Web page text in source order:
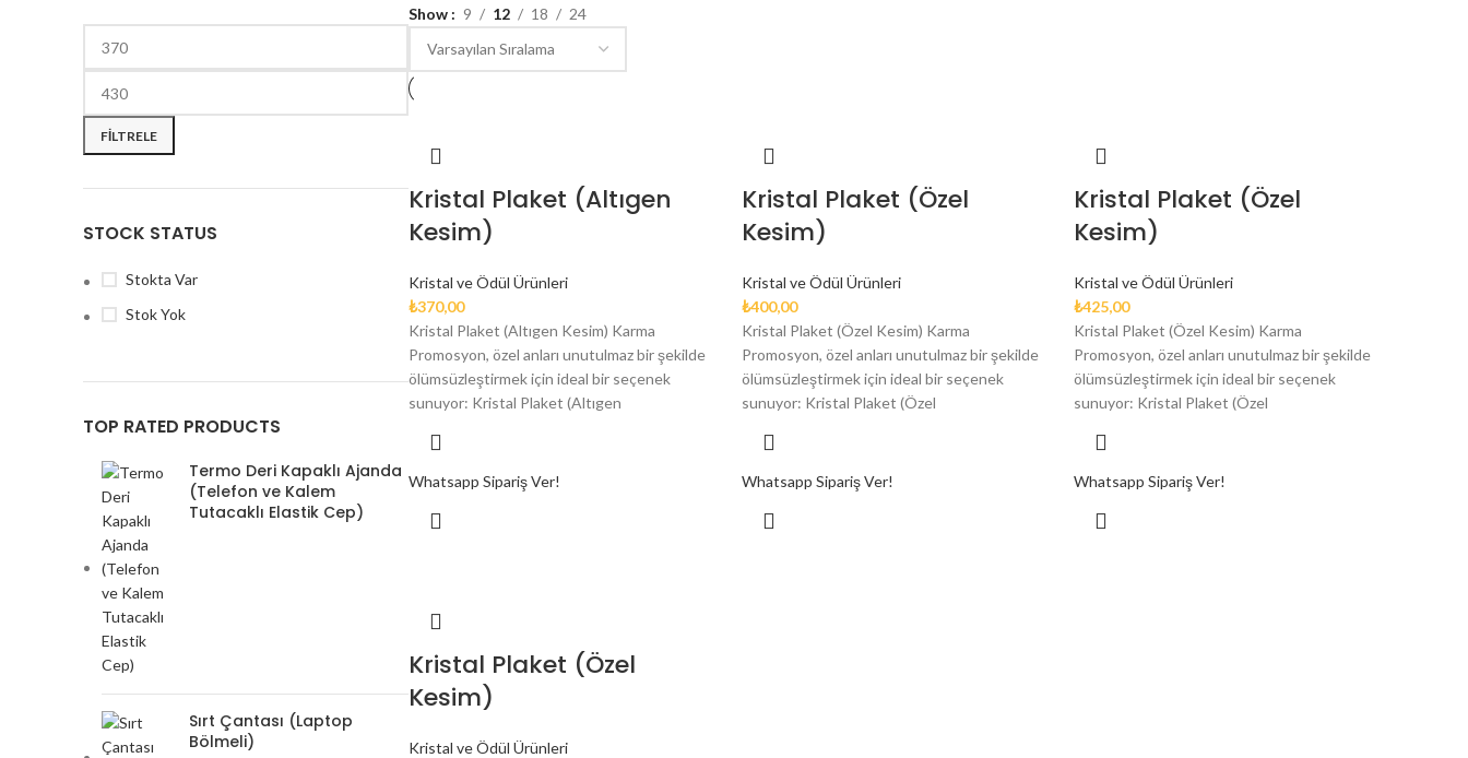
FILTRELE
STOCK STATUS
Stokta Var
Stok Yok
TOP RATED PRODUCTS
Termo Deri Kapaklı Ajanda
(Telefon ve Kalem
Tutacaklı Elastik Cep)
Sırt Çantası (Laptop
Bölmeli)
Show
9 12 18 24
Kristal Plaket (Altıgen
Kesim)
Kristal ve Ödül Ürünleri
₺370,00
Kristal Plaket (Altıgen Kesim) Karma
Promosyon, özel anları unutulmaz bir şekilde
ölümsüzleştirmek için ideal bir seçenek
sunuyor: Kristal Plaket (Altıgen
Whatsapp Sipariş Ver!
Kristal Plaket (Özel
Kesim)
Kristal ve Ödül Ürünleri
₺400,00
Kristal Plaket (Özel Kesim) Karma
Promosyon, özel anları unutulmaz bir şekilde
ölümsüzleştirmek için ideal bir seçenek
sunuyor: Kristal Plaket (Özel
Whatsapp Sipariş Ver!
Kristal Plaket (Özel
Kesim)
Kristal ve Ödül Ürünleri
₺425,00
Kristal Plaket (Özel Kesim) Karma
Promosyon, özel anları unutulmaz bir şekilde
ölümsüzleştirmek için ideal bir seçenek
sunuyor: Kristal Plaket (Özel
Whatsapp Sipariş Ver!
Kristal Plaket (Özel
Kesim)
Kristal ve Ödül Ürünleri